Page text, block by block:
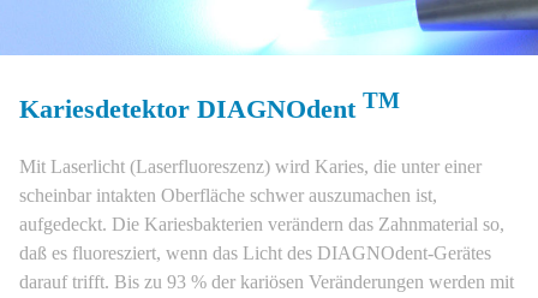
Kariesdetektor DIAGNOdent TM
Mit Laserlicht (Laserfluoreszenz) wird Karies, die unter einer
scheinbar intakten Oberfläche schwer auszumachen ist,
aufgedeckt. Die Kariesbakterien verändern das Zahnmaterial so,
daß es fluoresziert, wenn das Licht des DIAGNOdent-Gerätes
darauf trifft. Bis zu 93 % der kariösen Veränderungen werden mit